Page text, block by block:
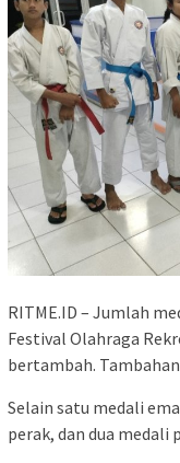
RITME.ID – Jumlah
Festival Olahraga
bertambah.
Selain satu medali
perak, dan dua medali